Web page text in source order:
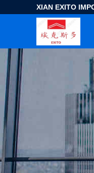
XIAN EXITO